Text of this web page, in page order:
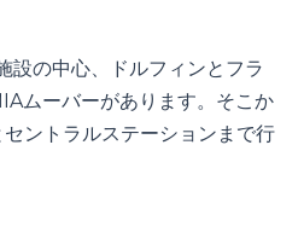
設の中心、ドルフィンとフラ
ムーバーがあります。そこか
セントラルステーションまで行